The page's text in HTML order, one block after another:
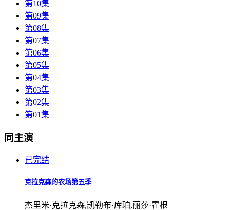
第10集
第09集
第08集
第07集
第06集
第05集
第04集
第03集
第02集
第01集
同主演
已完结
克拉克森的农场第五季
杰里米·克拉克森,凯勒布·库珀,丽莎·霍根